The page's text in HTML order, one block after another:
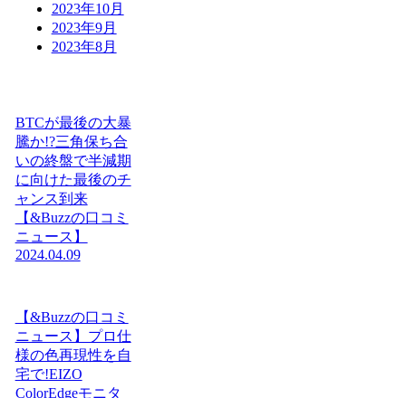
2023年10月
2023年9月
2023年8月
BTCが最後の大暴
騰か!?三角保ち合
いの終盤で半減期
に向けた最後のチ
ャンス到来
【&Buzzの口コミ
ニュース】
2024.04.09
【&Buzzの口コミ
ニュース】プロ仕
様の色再現性を自
宅で!EIZO
ColorEdgeモニタ